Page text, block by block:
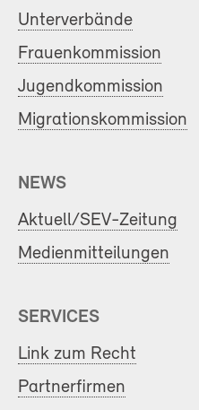
Unterverbände
Frauenkommission
Jugendkommission
Migrationskommission
NEWS
Aktuell/SEV-Zeitung
Medienmitteilungen
SERVICES
Link zum Recht
Partnerfirmen